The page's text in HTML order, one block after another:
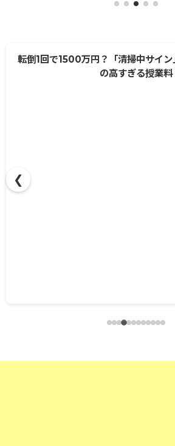
転倒1回で1500万円？「清掃中サイ
の高すぎる授業料
❮